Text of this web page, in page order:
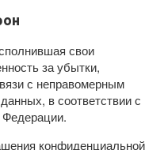
свои
за убытки,
с неправомерным
в соответствии с
Федерации.
конфиденциальной